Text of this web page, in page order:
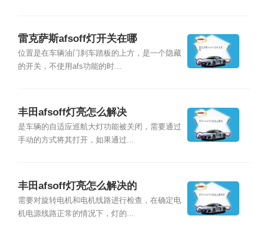
雷克萨斯afsoff灯开关在哪
位置是在车辆油门刹车踏板的上方，是一个隐藏
的开关，不使用afs功能的时...
丰田afsoff灯亮怎么解决
是车辆的自适应巡航大灯功能被关闭，需要通过
手动的方式将其打开，如果通过...
丰田afsoff灯亮怎么解决的
需要对旋转电机和电机线路进行检查，在确定电
机电源线路正常的情况下，灯的...